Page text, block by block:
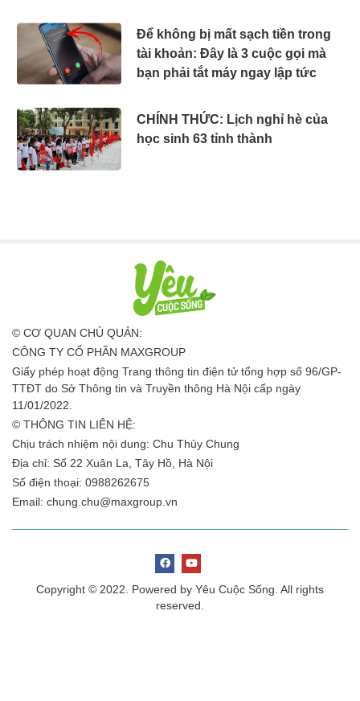
Để không bị mất sạch tiền trong
tài khoản: Đây là 3 cuộc gọi mà
bạn phải tắt máy ngay lập tức
CHÍNH THỨC: Lịch nghỉ hè của
học sinh 63 tỉnh thành
© CƠ QUAN CHỦ QUẢN:
CÔNG TY CỔ PHẦN MAXGROUP
Giấy phép hoạt động Trang thông tin điện tử tổng hợp số 96/GP-
TTĐT do Sở Thông tin và Truyền thông Hà Nội cấp ngày
11/01/2022.
© THÔNG TIN LIÊN HỆ:
Chịu trách nhiệm nội dung: Chu Thủy Chung
Địa chỉ: Số 22 Xuân La, Tây Hồ, Hà Nội
Số điện thoại: 0988262675
Email: chung.chu@maxgroup.vn
Copyright © 2022. Powered by Yêu Cuộc Sống. All rights
reserved.